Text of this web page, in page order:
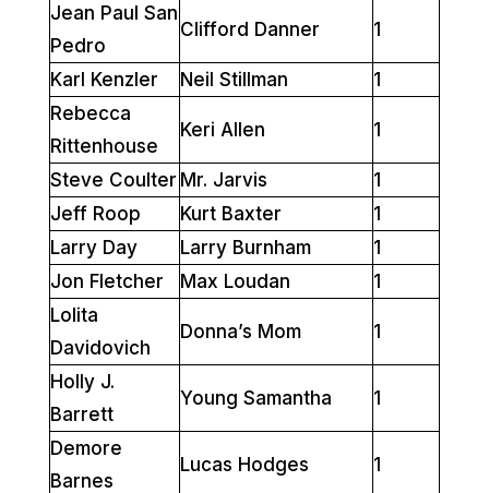
Jean Paul San
Pedro
Clifford Danner 1
Karl Kenzler Neil Stillman
1
Rebecca
Rittenhouse
Keri Allen 1
Steve Coulter Mr. Jarvis
1
Jeff Roop
Kurt Baxter
1
Larry Day
Larry Burnham
1
Jon Fletcher
Max Loudan
1
Lolita
Davidovich
Donna’s Mom 1
Holly J.
Barrett
Young Samantha 1
Demore
Barnes
Lucas Hodges 1